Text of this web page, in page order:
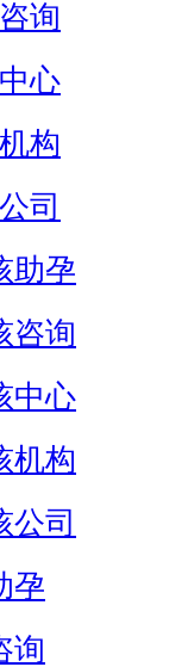
询
心
构
司
助孕
咨询
中心
机构
公司
孕
询